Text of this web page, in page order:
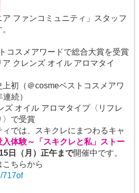
ファンコミュニティ」スタッフ
コスメアワードで総合大賞を受賞
クレンズ オイル アロマタイ
初（＠cosmeベストコスメアワ
続）
ズ オイル アロマタイプ〈リフレ
〉で受賞
では、スキクレにまつわるキャ
入体験～「スキクレと私」ストー
日（月）正午まで開催中です。
ちらから
717of